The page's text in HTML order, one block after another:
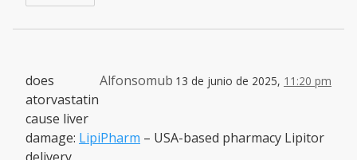
Alfonsomub 13 de junio de 2025, 11:20 pm
does
atorvastatin
cause liver
damage: LipiPharm – USA-based pharmacy Lipitor